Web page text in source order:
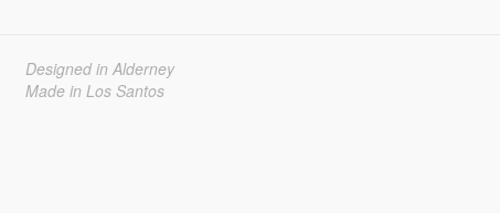
Designed in Alderney
Made in Los Santos